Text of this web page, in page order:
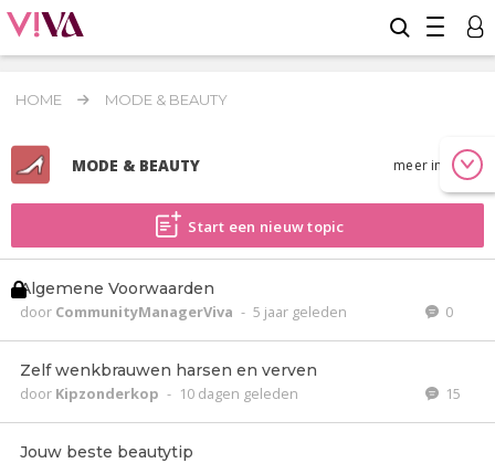
HOME MODE & BEAUTY
MODE & BEAUTY meer info
Start een nieuw topic
Algemene Voorwaarden
door CommunityManagerViva - 5 jaar geleden 0
Zelf wenkbrauwen harsen en verven
door Kipzonderkop - 10 dagen geleden 15
Jouw beste beautytip